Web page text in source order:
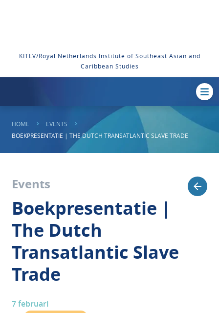
KITLV/Royal Netherlands Institute of Southeast Asian and
Caribbean Studies
HOME
EVENTS
BOEKPRESENTATIE | THE DUTCH TRANSATLANTIC SLAVE TRADE
Events
Boekpresentatie |
The Dutch
Transatlantic Slave
Trade
7 februari